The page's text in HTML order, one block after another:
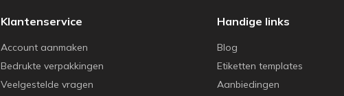
Klantenservice
Account aanmaken
Bedrukte verpakkingen
Veelgestelde vragen
Handige links
Blog
Etiketten templates
Aanbiedingen